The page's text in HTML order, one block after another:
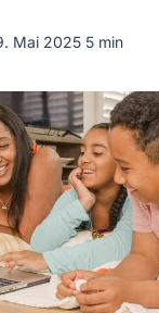
Mai 2025·5 min